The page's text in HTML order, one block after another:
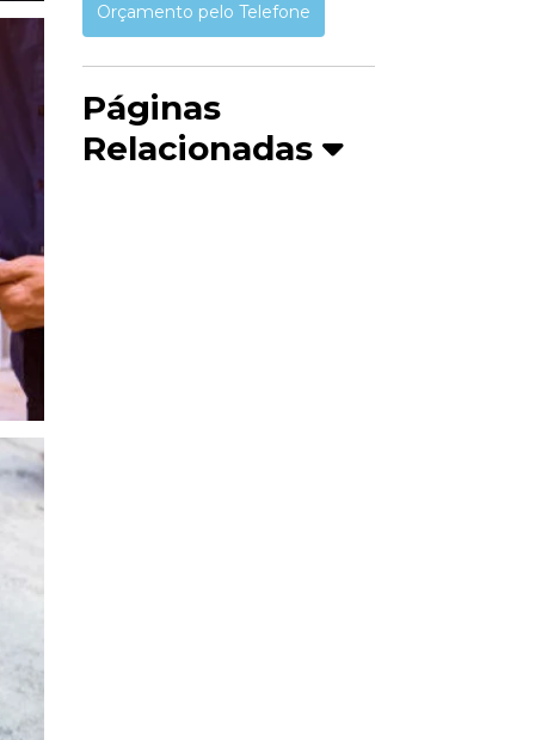
Orçamento pelo Telefone
Páginas
Relacionadas